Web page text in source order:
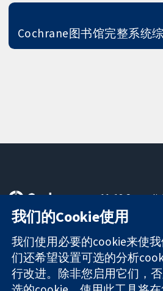
Cochrane图书馆完整系统
可信任的证据
知情决定
更完善的医疗健
康
11-13
Square
London
W1G 0AN
United
我们的Cookie使用
我们使用必要的cookie来使
们还希望设置可选的分析
行改进。除非您启用它们，